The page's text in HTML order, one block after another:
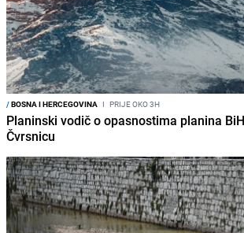
/BOSNA I HERCEGOVINA I PRIJE OKO 3H
Planinski vodič o opasnostima planina
Čvrsnicu